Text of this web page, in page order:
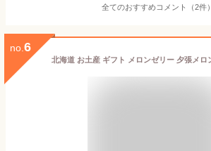
全てのおすすめコメント（2件）
no. 6